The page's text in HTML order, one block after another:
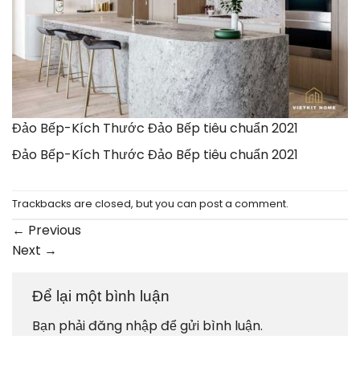
Đảo Bếp-Kích Thước Đảo Bếp tiêu chuẩn 2021
Đảo Bếp-Kích Thước Đảo Bếp tiêu chuẩn 2021
Trackbacks are closed, but you can post a comment.
← Previous
Next →
Để lại một bình luận
Bạn phảiđăng nhậpđể gửi bình luận.